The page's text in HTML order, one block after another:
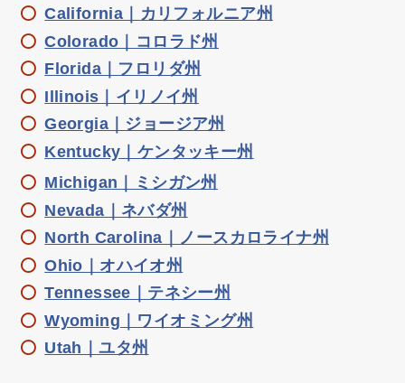
California｜カリフォルニア州
Colorado｜コロラド州
Florida｜フロリダ州
Illinois｜イリノイ州
Georgia｜ジョージア州
Kentucky｜ケンタッキー州
Michigan｜ミシガン州
Nevada｜ネバダ州
North Carolina｜ノースカロライナ州
Ohio｜オハイオ州
Tennessee｜テネシー州
Wyoming｜ワイオミング州
Utah｜ユタ州